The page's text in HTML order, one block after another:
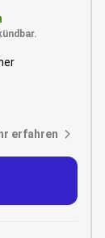
erfahren